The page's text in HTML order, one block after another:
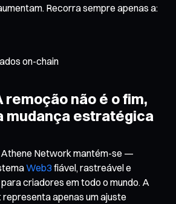
Recorra sempre apenas a:
on-chain
remoção não é o fim,
mudança estratégica
Network mantém-se —
Web3 fiável, rastreável e
criadores em todo o mundo. A
apenas um ajuste